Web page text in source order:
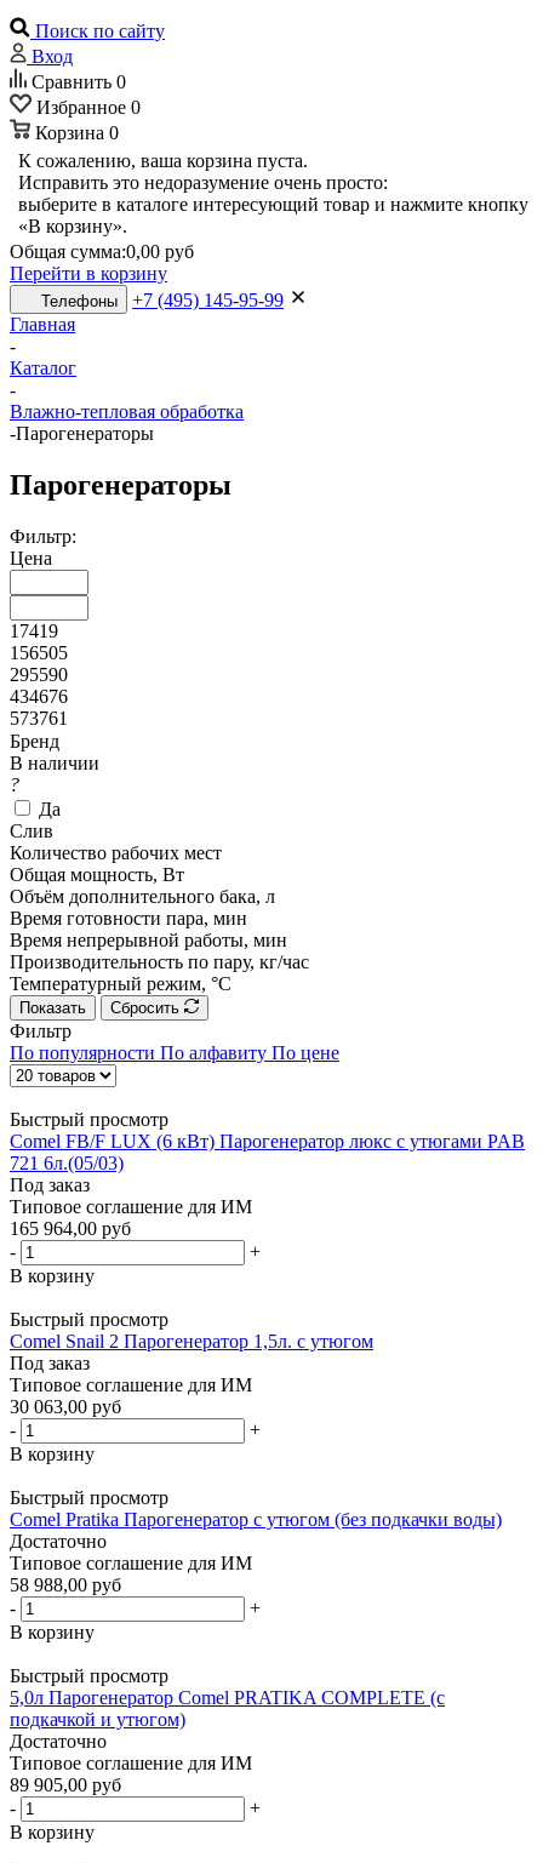
Поиск по сайту
Вход
Сравнить 0
Избранное 0
Корзина 0
К сожалению, ваша корзина пуста.
Исправить это недоразумение очень просто:
выберите в каталоге интересующий товар и нажмите кнопку
«В корзину».
Общая сумма:0,00 руб
Перейти в корзину
Телефоны
+7 (495) 145-95-99
Главная
-
Каталог
-
Влажно-тепловая обработка
-Парогенераторы
Парогенераторы
Фильтр:
Цена
17419
156505
295590
434676
573761
Бренд
В наличии
?
Да
Слив
Количество рабочих мест
Общая мощность, Вт
Объём дополнительного бака, л
Время готовности пара, мин
Время непрерывной работы, мин
Производительность по пару, кг/час
Температурный режим, °C
Показать Сбросить
Фильтр
По популярности По алфавиту По цене
Быстрый просмотр
Comel FB/F LUX (6 кВт) Парогенератор люкс с утюгами PAB
721 6л.(05/03)
Под заказ
Типовое соглашение для ИМ
165 964,00 руб
-
+
В корзину
Быстрый просмотр
Comel Snail 2 Парогенератор 1,5л. с утюгом
Под заказ
Типовое соглашение для ИМ
30 063,00 руб
-
+
В корзину
Быстрый просмотр
Comel Pratika Парогенератор с утюгом (без подкачки воды)
Достаточно
Типовое соглашение для ИМ
58 988,00 руб
-
+
В корзину
Быстрый просмотр
5,0л Парогенератор Comel PRATIKA COMPLETE (с
подкачкой и утюгом)
Достаточно
Типовое соглашение для ИМ
89 905,00 руб
-
+
В корзину